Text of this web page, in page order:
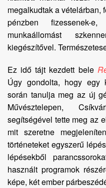
megalkudtak a vételárban,
pénzben fizessenek-
munkaállomást
kiegészítővel.
Ez idő tájt kezdett bele
Úgy gondolta, hogy egy
során tanulja meg az új
Művésztelepen,
segítségével tette meg az
mit szeretne
történeteket egyszerű
lépésekből
használt programok
képe, két ember